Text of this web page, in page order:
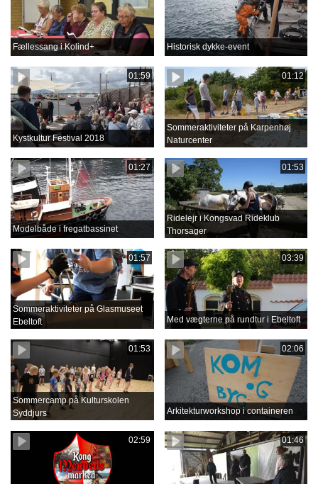
Fællessang i Kolind+ Historisk dykke-event
01:59
Kystkultur Festival 2018
01:12
Sommeraktiviteter på Karpenhøj
Naturcenter
01:27
Modelbåde i fregatbassinet
01:53
Ridelejr i Kongsvad Rideklub
Thorsager
01:57
Sommeraktiviteter på Glasmuseet
Ebeltoft
03:39
Med vægterne på rundtur i Ebeltoft
01:53
Sommercamp på Kulturskolen
Syddjurs
02:06
Arkitekturworkshop i containeren
02:59 01:46